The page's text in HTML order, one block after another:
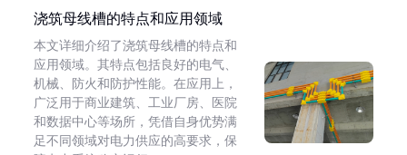
浇筑母线槽的特点和应用领域
本文详细介绍了浇筑母线槽的特点和
应用领域。其特点包括良好的电气、
机械、防火和防护性能。在应用上，
广泛用于商业建筑、工业厂房、医院
和数据中心等场所，凭借自身优势满
足不同领域对电力供应的高要求，保